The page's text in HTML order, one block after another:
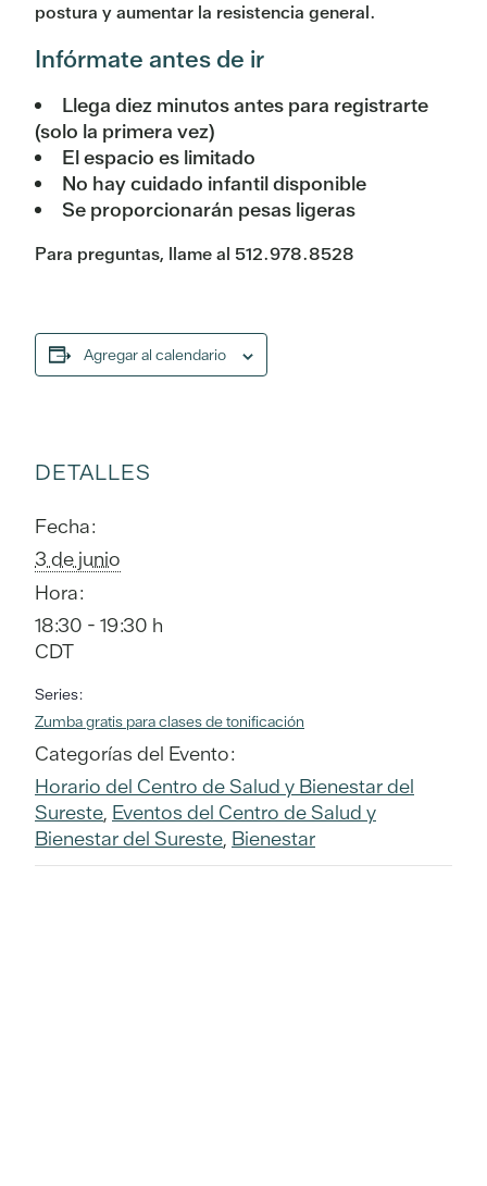
postura y aumentar la resistencia general.
Infórmate antes de ir
Llega diez minutos antes para registrarte
(solo la primera vez)
El espacio es limitado
No hay cuidado infantil disponible
Se proporcionarán pesas ligeras
Para preguntas, llame al 512.978.8528
Agregar al calendario
DETALLES
Fecha:
3 de junio
Hora:
18:30 - 19:30 h
CDT
Series:
Zumba gratis para clases de tonificación
Categorías del Evento:
Horario del Centro de Salud y Bienestar del
Sureste, Eventos del Centro de Salud y
Bienestar del Sureste, Bienestar